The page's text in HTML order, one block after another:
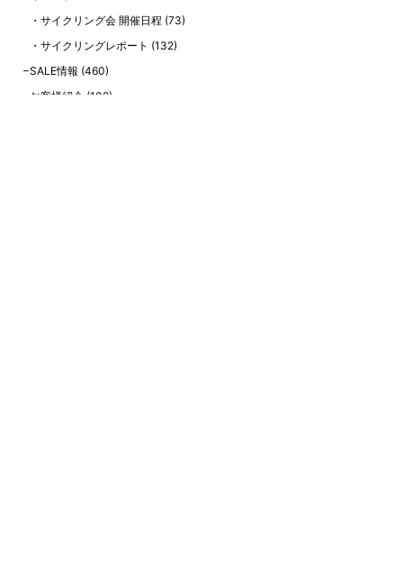
サイクリング会 開催日程 (73)
サイクリングレポート (132)
SALE情報 (460)
お客様紹介 (102)